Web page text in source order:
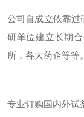
公司自成立依靠过
研单位建立长期
所，各大药企等等。
专业订购国内外试